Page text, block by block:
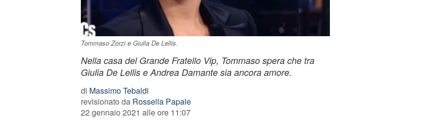
Tommaso Zorzi e Giulia De Lellis.
Nella casa del Grande Fratello Vip, Tommaso spera che tra
Giulia De Lellis e Andrea Damante sia ancora amore.
di Massimo Tebaldi
revisionato da Rossella Papale
22 gennaio 2021 alle ore 11:07